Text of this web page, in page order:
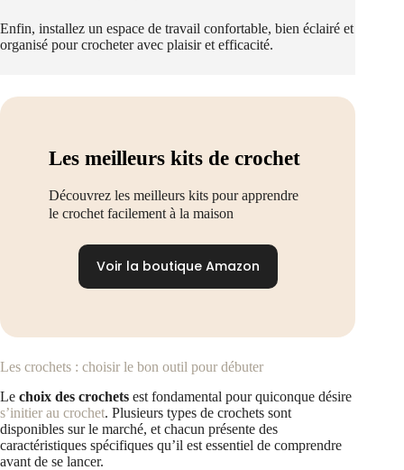
Enfin, installez un espace de travail confortable, bien éclairé et
organisé pour crocheter avec plaisir et efficacité.
Les meilleurs kits de crochet
Découvrez les meilleurs kits pour apprendre
le crochet facilement à la maison
Voir la boutique Amazon
Les crochets : choisir le bon outil pour débuter
Le choix des crochets est fondamental pour quiconque désire
s’initier au crochet. Plusieurs types de crochets sont
disponibles sur le marché, et chacun présente des
caractéristiques spécifiques qu’il est essentiel de comprendre
avant de se lancer.